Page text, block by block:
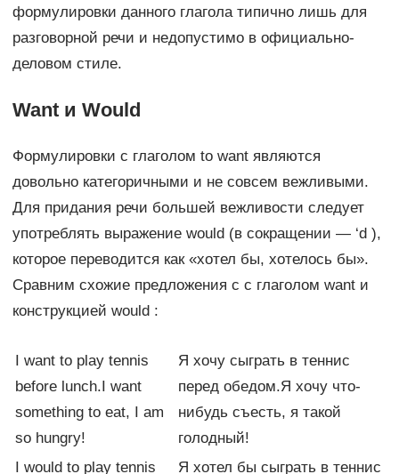
формулировки данного глагола типично лишь для
разговорной речи и недопустимо в официально-
деловом стиле.
Want и Would
Формулировки с глаголом to want являются
довольно категоричными и не совсем вежливыми.
Для придания речи большей вежливости следует
употреблять выражение would (в сокращении — ‘d ),
которое переводится как «хотел бы, хотелось бы».
Сравним схожие предложения с с глаголом want и
конструкцией would :
I want to play tennis
before lunch.I want
something to eat, I am
so hungry!
Я хочу сыграть в теннис
перед обедом.Я хочу что-
нибудь съесть, я такой
голодный!
I would to play tennis
Я хотел бы сыграть в теннис